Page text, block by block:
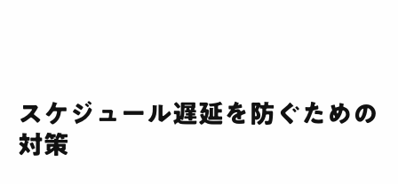
スケジュール遅延を防ぐための
対策